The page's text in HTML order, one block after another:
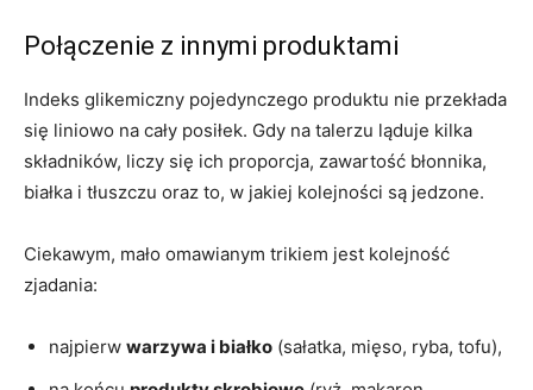
Połączenie z innymi produktami
Indeks glikemiczny pojedynczego produktu nie przekłada
się liniowo na cały posiłek. Gdy na talerzu ląduje kilka
składników, liczy się ich proporcja, zawartość błonnika,
białka i tłuszczu oraz to, w jakiej kolejności są jedzone.
Ciekawym, mało omawianym trikiem jest kolejność
zjadania:
najpierw warzywa i białko (sałatka, mięso, ryba, tofu),